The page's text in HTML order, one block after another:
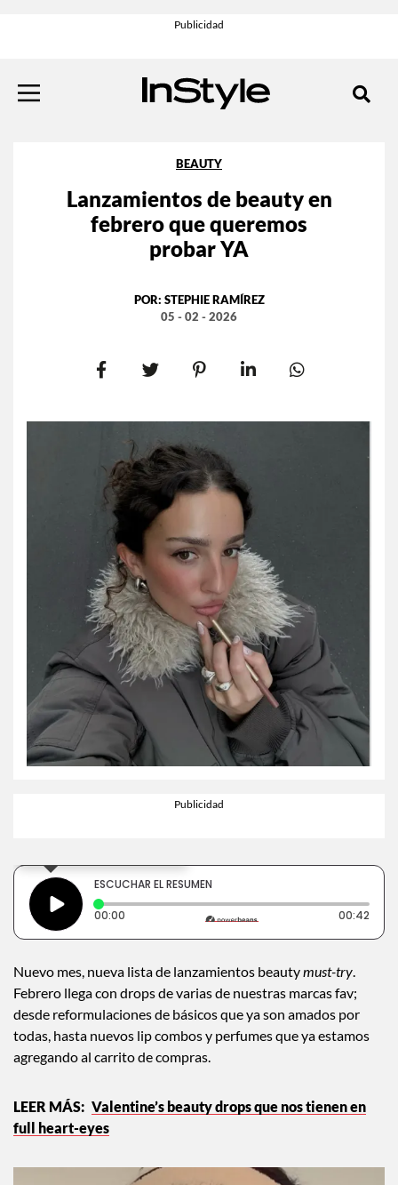
BEAUTY
Lanzamientos de beauty en
febrero que queremos
probar YA
POR: STEPHIE RAMÍREZ
05 - 02 - 2026
ESCUCHAR EL RESUMEN
00:00 Tiempo transcurrido: 0 segundos 00:42
Nuevo mes, nueva lista de lanzamientos beautymust-try.
Febrero llega con drops de varias de nuestras marcas fav;
desde reformulaciones de básicos que ya son amados por
todas, hasta nuevos lip combos y perfumes que ya estamos
agregando al carrito de compras.
Valentine’s beauty drops que nos tienen en
full heart-eyes